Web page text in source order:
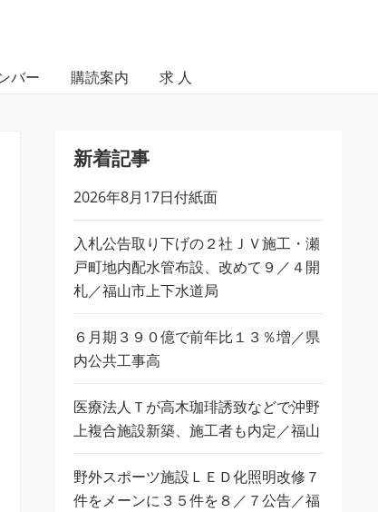
バー 購読案内 求 人
新着記事
2026年8月17日付紙面
入札公告取り下げの２社ＪＶ施工・瀬
戸町地内配水管布設、改めて９／４開
札／福山市上下水道局
６月期３９０億で前年比１３％増／県
内公共工事高
医療法人Ｔが高木珈琲誘致などで沖野
上複合施設新築、施工者も内定／福山
野外スポーツ施設ＬＥＤ化照明改修７
件をメーンに３５件を８／７公告／福